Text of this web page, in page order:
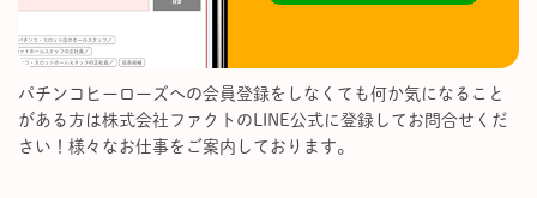
パチンコヒーローズへの会員登録をしなくても何か気になること
がある方は株式会社ファクトのLINE公式に登録してお問合せくだ
さい！様々なお仕事をご案内しております。